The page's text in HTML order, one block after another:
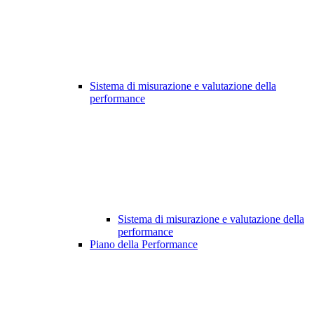
Sistema di misurazione e valutazione della
performance
Sistema di misurazione e valutazione della
performance
Piano della Performance